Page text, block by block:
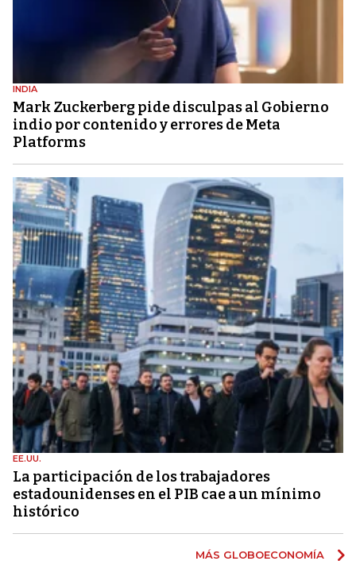
INDIA
Mark Zuckerberg pide disculpas al Gobierno
indio por contenido y errores de Meta
Platforms
EE.UU.
La participación de los trabajadores
estadounidenses en el PIB cae a un mínimo
histórico
MÁS GLOBOECONOMÍA